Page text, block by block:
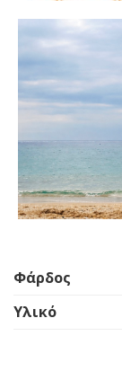
Φάρδος
Υλικό